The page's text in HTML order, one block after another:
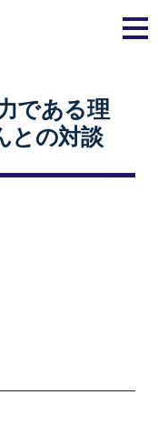
である理
との対談